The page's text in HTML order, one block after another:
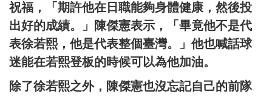
祝福，「期許他在日職能夠身體健康，然後投
出好的成績。」陳傑憲表示，「畢竟他不是代
表徐若熙，他是代表整個臺灣。」他也喊話球
迷能在若熙登板的時候可以為他加油。
除了徐若熙之外，陳傑憲也沒忘記自己的前隊